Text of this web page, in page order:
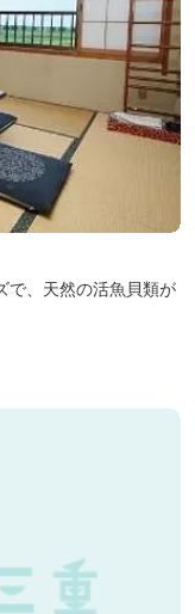
で、天然の活魚貝類が